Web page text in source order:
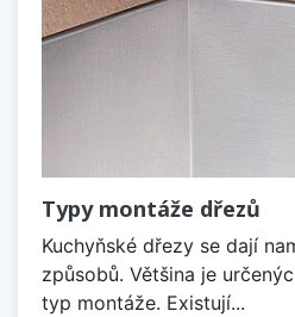
Typy montáže dřezů
Kuchyňské dřezy se dají
způsobů. Většina je
typ montáže. Existují...